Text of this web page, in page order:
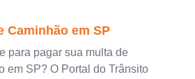
Caminhão em SP
para pagar sua multa de
em SP? O Portal do Trânsito